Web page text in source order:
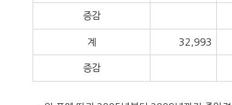
증감
계 32,993
증감